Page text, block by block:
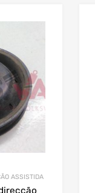
ASSISTIDA